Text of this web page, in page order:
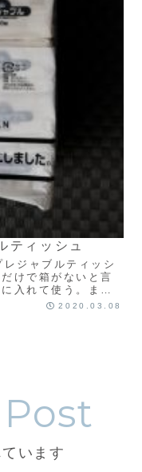
ティッシュ
ジャブルティッシ
けで箱がないと言
入れて使う。また
組(400枚もっと読
2020.03.08
います